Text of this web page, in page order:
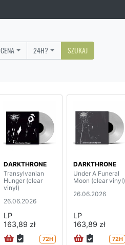
CENA 24H? SZUKAJ
DARKTHRONE
Transylvanian
Hunger (clear
vinyl)
26.06.2026
LP
163,89 zł
72H
DARKTHRONE
Under A Funeral
Moon (clear vinyl)
26.06.2026
LP
163,89 zł
72H